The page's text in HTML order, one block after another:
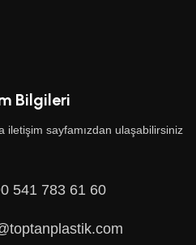
Bilgileri
iletişim sayfamızdan ulaşabilirsiniz
541 783 61 60